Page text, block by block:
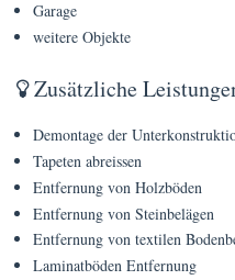
Preise
Garage
weitere Objekte
Zusätzliche
Demontage der
Tapeten abreissen
Entfernung von Holzböden
Entfernung von Steinbelägen
Entfernung von textilen
Laminatböden Entfernung